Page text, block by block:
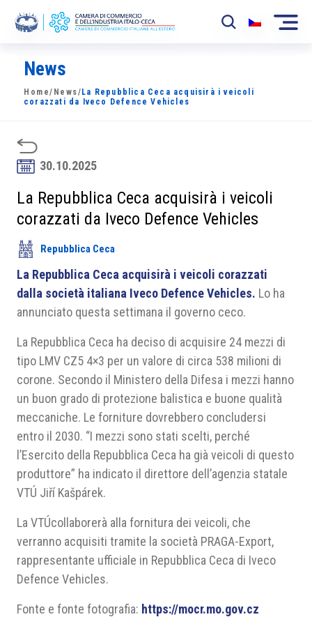
La Camera
News
Sviluppo Mercato
Soci
Partner
Progetti
Area riservata
News
Home/ News/ La Repubblica Ceca acquisirà i veicoli
corazzati da Iveco Defence Vehicles
30.10.2025
La Repubblica Ceca acquisirà i veicoli
corazzati da Iveco Defence Vehicles
Repubblica Ceca
La Repubblica Ceca acquisirà i veicoli corazzati
dalla società italiana Iveco Defence Vehicles. Lo ha
annunciato questa settimana il governo ceco.
La Repubblica Ceca ha deciso di acquisire 24 mezzi di
tipo LMV CZ5 4×3 per un valore di circa 538 milioni di
corone. Secondo il Ministero della Difesa i mezzi hanno
un buon grado di protezione balistica e buone qualità
meccaniche. Le forniture dovrebbero concludersi
entro il 2030. “I mezzi sono stati scelti, perché
l’Esercito della Repubblica Ceca ha già veicoli di questo
produttore” ha indicato il direttore dell’agenzia statale
VTÚ Jiří Kašpárek.
La VTÚcollaborerà alla fornitura dei veicoli, che
verranno acquisiti tramite la società PRAGA-Export,
rappresentante ufficiale in Repubblica Ceca di Iveco
Defence Vehicles.
Fonte e fonte fotografia: https://mocr.mo.gov.cz